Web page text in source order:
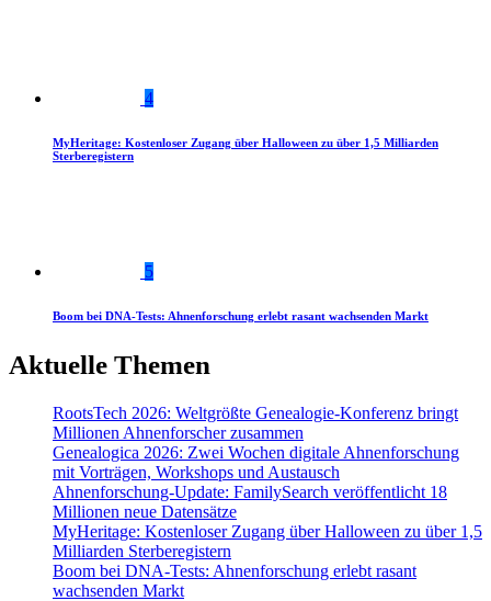
4
MyHeritage: Kostenloser Zugang über Halloween zu über 1,5 Milliarden
Sterberegistern
5
Boom bei DNA-Tests: Ahnenforschung erlebt rasant wachsenden Markt
Aktuelle Themen
RootsTech 2026: Weltgrößte Genealogie-Konferenz bringt
Millionen Ahnenforscher zusammen
Genealogica 2026: Zwei Wochen digitale Ahnenforschung
mit Vorträgen, Workshops und Austausch
Ahnenforschung-Update: FamilySearch veröffentlicht 18
Millionen neue Datensätze
MyHeritage: Kostenloser Zugang über Halloween zu über 1,5
Milliarden Sterberegistern
Boom bei DNA-Tests: Ahnenforschung erlebt rasant
wachsenden Markt